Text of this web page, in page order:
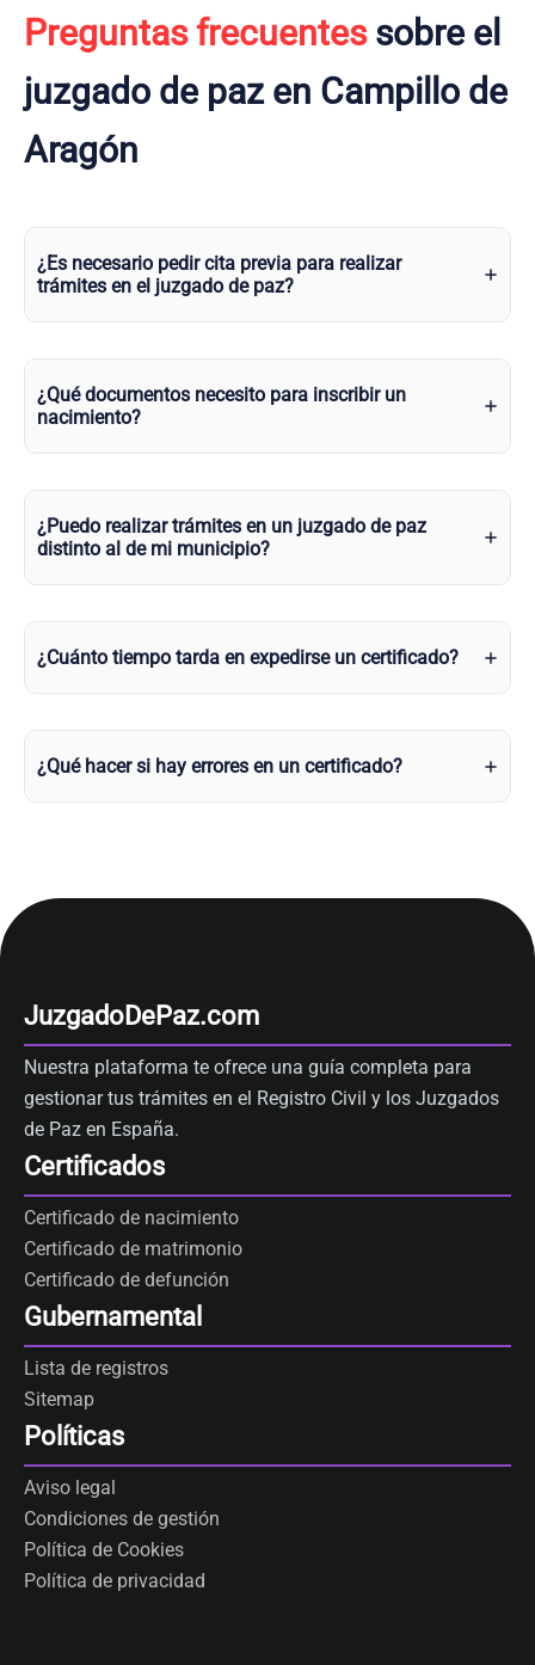
Preguntas frecuentessobre el
juzgado de paz en Campillo de
Aragón
¿Es necesario pedir cita previa para realizar
trámites en el juzgado de paz?
¿Qué documentos necesito para inscribir un
nacimiento?
¿Puedo realizar trámites en un juzgado de paz
distinto al de mi municipio?
¿Cuánto tiempo tarda en expedirse un certificado?
¿Qué hacer si hay errores en un certificado?
JuzgadoDePaz.com
Nuestra plataforma te ofrece una guía completa para
gestionar tus trámites en el Registro Civil y los Juzgados
de Paz en España.
Certificados
Certificado de nacimiento
Certificado de matrimonio
Certificado de defunción
Gubernamental
Lista de registros
Sitemap
Políticas
Aviso legal
Condiciones de gestión
Política de Cookies
Política de privacidad